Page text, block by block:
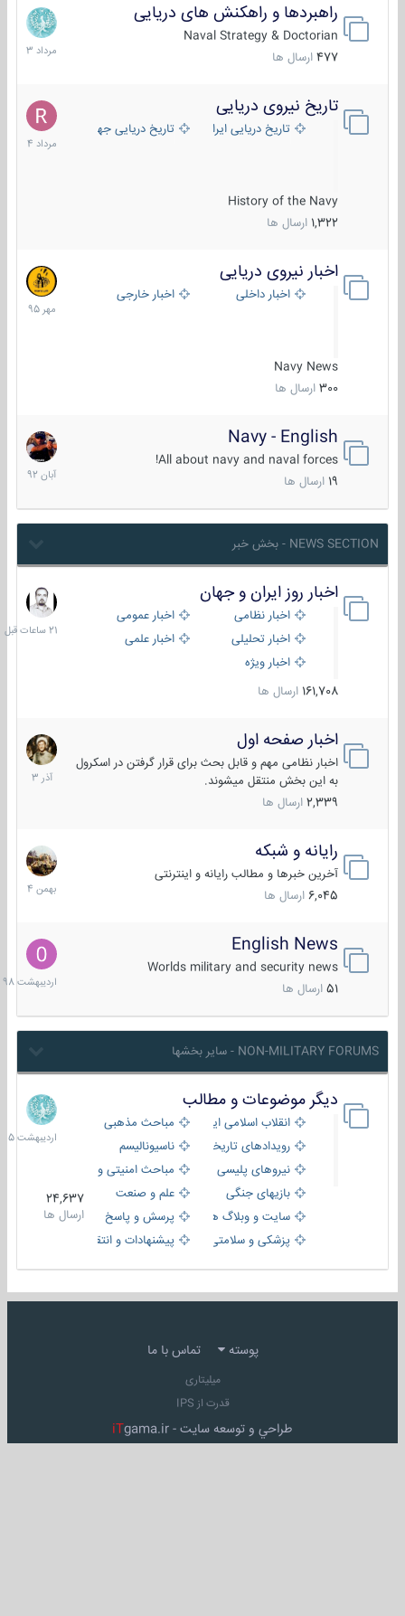
راهبردها و راهکنش های دریایی
Naval Strategy & Doctorian
477 ارسال ها
2
مرداد
1403
تاریخ نیروی دریایی
تاریخ دریایی ایران تاریخ دریایی جهان
History of the Navy
1,322 ارسال ها
16
مرداد
1404
اخبار نیروی دریایی
اخبار داخلی اخبار خارجی
Navy News
300 ارسال ها
27
مهر
1395
Navy - English
All about navy and naval forces!
ارسال ها
22
آبان
1392
NEWS SECTION - بخش خبر
اخبار روز ایران و جهان
اخبار نظامی
اخبار عمومی
اخبار تحلیلی
اخبار علمی
اخبار ویژه
161,708 ارسال ها
21
ساعات
قبل
اخبار صفحه اول
اخبار نظامی مهم و قابل بحث برای قرار گرفتن در اسکرول
به این بخش منتقل میشوند.
2,339 ارسال ها
7
آذر
1403
رایانه و شبکه
آخرین خبرها و مطالب رایانه و اینترنتی
6,045 ارسال ها
30
بهمن
1404
English News
Worlds military and security news
51 ارسال ها
10
1398
NON-MILITARY FORUMS - سایر بخشها
دیگر موضوعات و مطالب
انقلاب اسلامی ایران
مباحث مذهبی
رویدادهای تاریخی و مذهبیناسیونالیسم
نیروهای پلیسی
مباحث امنیتی و اطلاعاتی
بازیهای جنگی
علم و صنعت
سایت و وبلاگ ها
پرسش و پاسخ
پزشکی و سلامتی
پیشنهادات و انتقادات
24,637
ارسال ها
8
1405
پوسته تماس با ما
میلیتاری
قدرت از IPS
طراحي و توسعه سايت - iTgama.ir